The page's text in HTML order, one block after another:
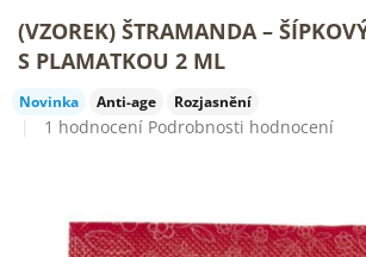
(VZOREK) ŠTRAMANDA –
S PLAMATKOU 2 ML
Novinka Anti-age Rozjasnění
Průměrné
1 hodnocení Podrobnosti hodnocení